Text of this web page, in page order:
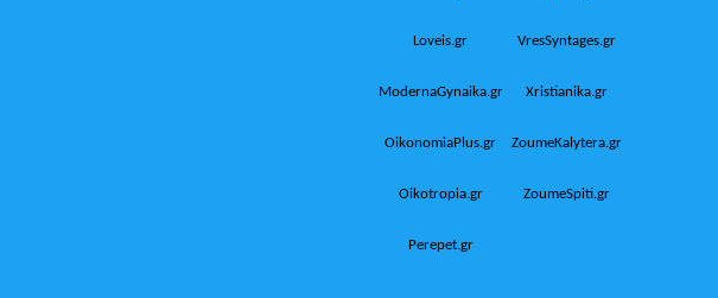
Loveis.gr VresSyntages.gr
ModernaGynaika.gr Xristianika.gr
OikonomiaPlus.gr ZoumeKalytera.gr
Oikotropia.gr ZoumeSpiti.gr
Perepet.gr